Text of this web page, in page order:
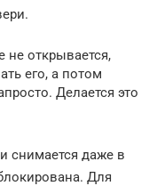
не открывается,
его, а потом
Делается это
снимается даже в
Для